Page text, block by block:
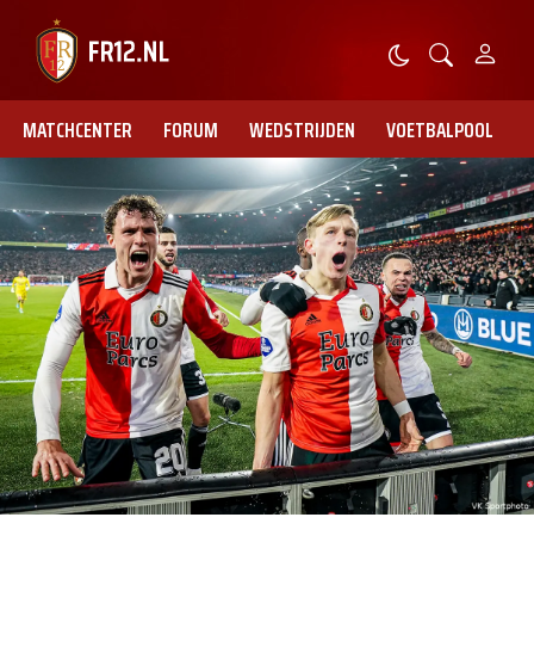
MATCHCENTER FORUM WEDSTRIJDEN VOETBALPOOL